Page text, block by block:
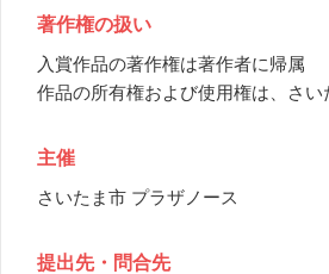
著作権の扱い
入賞作品の著作権は著作者に帰属
作品の所有権および使用権は、さ
主催
さいたま市 プラザノース
提出先・問合先